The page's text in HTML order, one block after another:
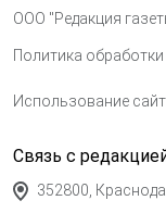
ООО "Редакция
Политика
Использование
Связь с
352800,